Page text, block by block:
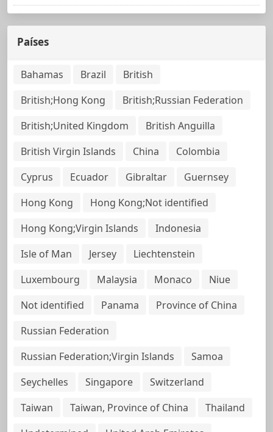
Países
Bahamas Brazil
British
British;Hong Kong
British;Russian Federation
British;United Kingdom
British Anguilla
British Virgin Islands
China
Colombia
Cyprus
Ecuador Gibraltar
Guernsey
Hong Kong
Hong Kong;Not identified
Hong Kong;Virgin Islands
Indonesia
Isle of Man
Jersey
Liechtenstein
Luxembourg
Malaysia Monaco
Niue
Not identified
Panama
Province of China
Russian Federation
Russian Federation;Virgin Islands
Samoa
Seychelles
Singapore
Switzerland
Taiwan
Taiwan, Province of China
Thailand